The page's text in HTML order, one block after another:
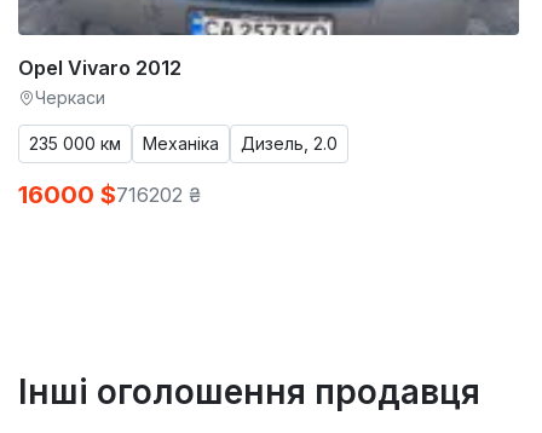
Opel Vivaro 2012
Черкаси
235 000 км Механіка Дизель, 2.0
16000 $716202 ₴
Інші оголошення продавця